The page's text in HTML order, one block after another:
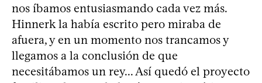
nos íbamos entusiasmando cada vez más.
Hinnerk la había escrito pero miraba de
afuera, y en un momento nos trancamos y
llegamos a la conclusión de que
necesitábamos un rey... Así quedó el proyecto